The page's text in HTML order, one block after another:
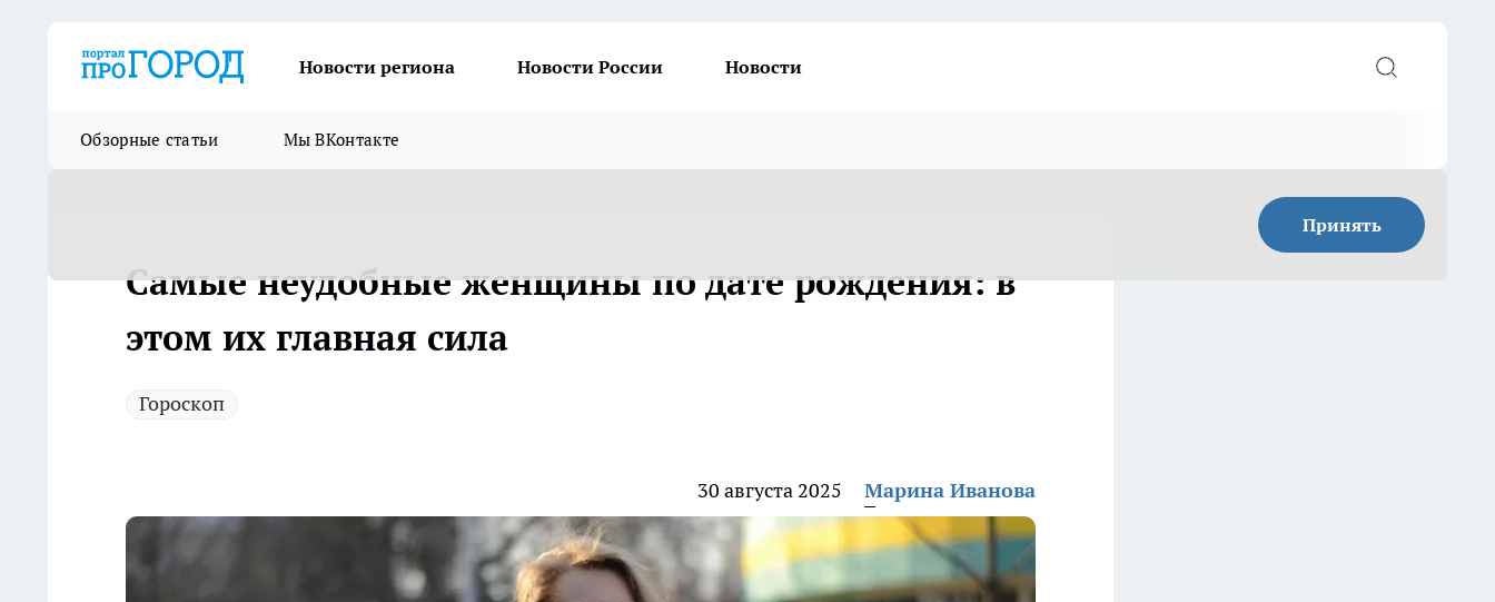
Новости региона Новости России Новости
Обзорные статьи Мы ВКонтакте
Принять
Самые неудобные женщины по дате рождения: в
этом их главная сила
Гороскоп
30 августа 2025 Марина Иванова